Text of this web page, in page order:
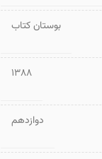
بوستان کتاب
1388
دوازدهم